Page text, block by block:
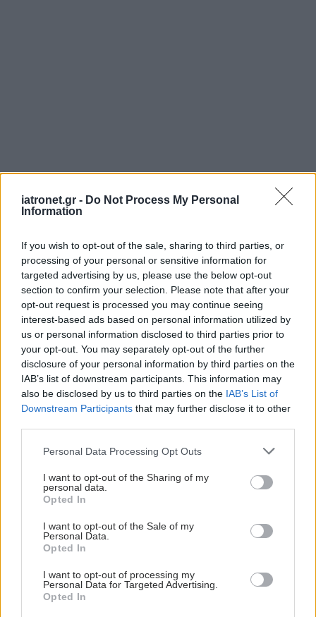
iatronet.gr - Do Not Process My Personal
Information
If you wish to opt-out of the sale, sharing to third parties, or
processing of your personal or sensitive information for
targeted advertising by us, please use the below opt-out
section to confirm your selection. Please note that after your
opt-out request is processed you may continue seeing
interest-based ads based on personal information utilized by
us or personal information disclosed to third parties prior to
your opt-out. You may separately opt-out of the further
disclosure of your personal information by third parties on the
IAB’s list of downstream participants. This information may
also be disclosed by us to third parties on the IAB’s List of
Downstream Participants that may further disclose it to other
Please note that this website/app uses one or more Google
not limited to your visit or usage behaviour. You may click to
grant or deny consent to Google and its third-party tags to
use your data for below specified purposes in below Google
consent section.
Personal Data Processing Opt Outs
I want to opt-out of the Sharing of my
personal data.
Opted In
I want to opt-out of the Sale of my
Personal Data.
Opted In
I want to opt-out of processing my
Personal Data for Targeted Advertising.
Opted In